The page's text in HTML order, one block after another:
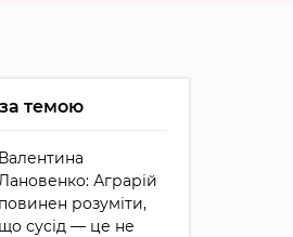
темою
Валентина
Аграрій
повинен розуміти,
що сусід — це не